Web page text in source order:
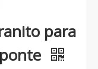
Lâmina de serra de granito para máquina de corte manual
para